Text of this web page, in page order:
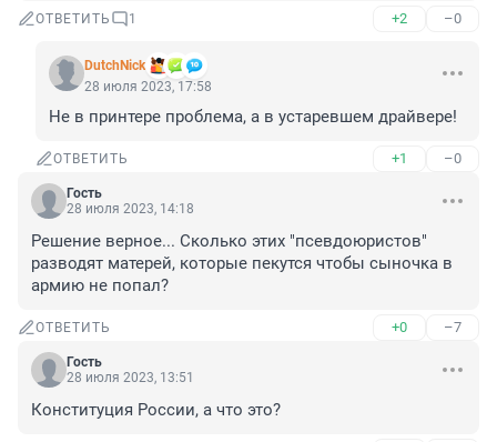
ОТВЕТИТЬ 1 +2 –0
DutchNick
28 июля 2023, 17:58
Не в принтере проблема, а в устаревшем драйвере!
ОТВЕТИТЬ +1 –0
Гость
28 июля 2023, 14:18
Решение верное... Сколько этих "псевдоюристов"
разводят матерей, которые пекутся чтобы сыночка в
армию не попал?
ОТВЕТИТЬ +0 –7
Гость
28 июля 2023, 13:51
Конституция России, а что это?